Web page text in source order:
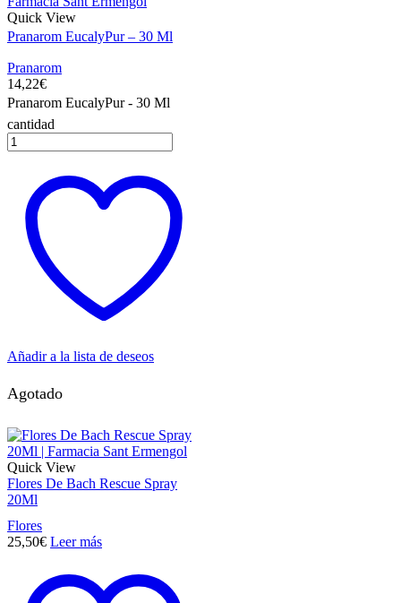
Quick View
Pranarom EucalyPur – 30 Ml
Pranarom
14,22€
Pranarom EucalyPur - 30 Ml
cantidad
Añadir a la lista de deseos
Agotado
Quick View
Flores De Bach Rescue Spray
20Ml
Flores
25,50€ Leer más